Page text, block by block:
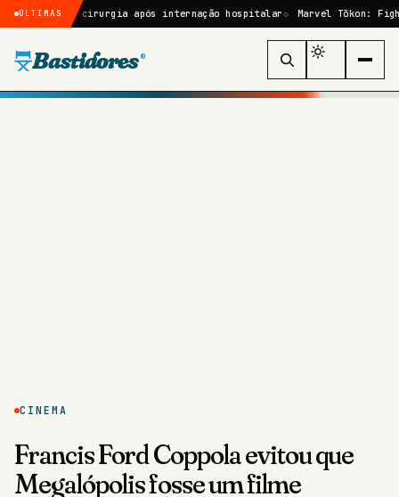
ÚLTIMAS
por cirurgia após internação hospitalar Marvel Tōkon: Fighting
Bastidores ®
CINEMA
Francis Ford Coppola evitou que
Megalópolis fosse um filme